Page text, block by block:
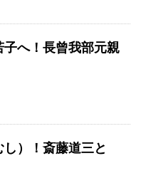
へ！長曾我部元親
）！斎藤道三と